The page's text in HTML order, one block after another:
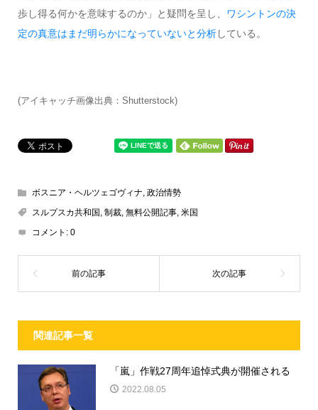
歩し得る何かを意味するのか」と疑問を呈し、 ワシントンの決
定の真意はまだ明らかになっていないと分析している。
(アイキャッチ画像出典：Shutterstock)
ボスニア・ヘルツェゴヴィナ 政治情勢
スルプスカ共和国 制裁, 無料公開記事, 米国
コメント: 0
関連記事一覧
「嵐」作戦27周年追悼式典が開催される
2022.08.05